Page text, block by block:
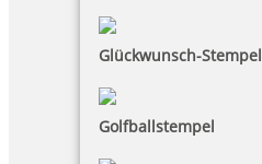
Glückwunsch-Stempel
Golfballstempel